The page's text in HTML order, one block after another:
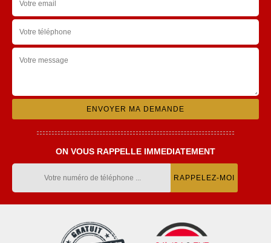
ON VOUS RAPPELLE IMMEDIATEMENT